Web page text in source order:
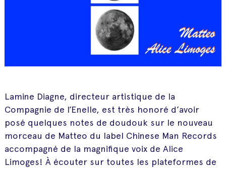
Lamine Diagne, directeur artistique de la
Compagnie de l’Enelle, est très honoré d’avoir
posé quelques notes de doudouk sur le nouveau
morceau de Matteo du label Chinese Man Records
accompagné de la magnifique voix de Alice
Limoges! À écouter sur toutes les plateformes de